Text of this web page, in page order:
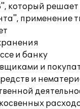
который
применение
и банку
и
и